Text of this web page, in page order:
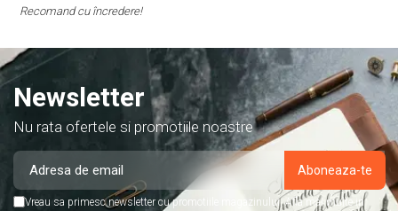
Recomand cu încredere!
Newsletter
Nu rata ofertele si promotiile noastre
Vreau sa primesc newsletter cu promotiile magazinului. Afla mai multe in